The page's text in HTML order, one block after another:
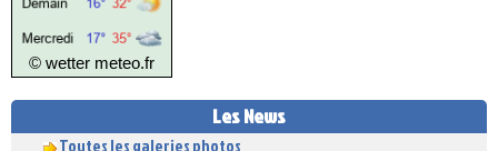
© wetter meteo.fr
Les News
INSCRIPTIONS 2026/2027
Toutes les galeries photos